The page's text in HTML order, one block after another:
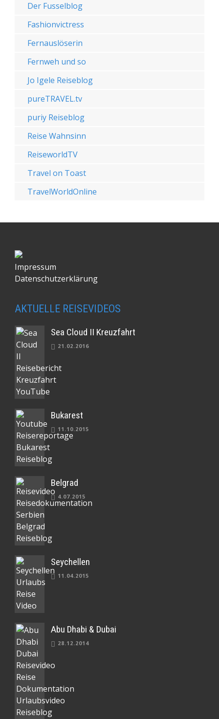
Der Fusselblog
Fashionvictress
Fernauslöserin
Fernweh und so
Jo Igele Reiseblog
pureTRAVEL.tv
puriy Reiseblog
Reise Wahnsinn
ReiseworldTV
Travel on Toast
TravelWorldOnline
Impressum
Datenschutzerklärung
AKTUELLE REISEVIDEOS
Sea Cloud II Kreuzfahrt
21.02.2016
Bukarest
11.10.2015
Belgrad
4.07.2015
Seychellen
11.04.2015
Abu Dhabi & Dubai
28.12.2014